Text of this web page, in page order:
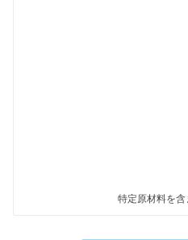
特定原材料を